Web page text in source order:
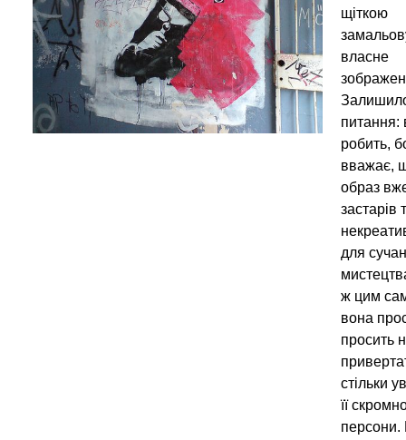
щіткою
власне
питання:
робить,
вважає,
образ
застарів
для
ж цим
вона
просить
стільки
її
персони.